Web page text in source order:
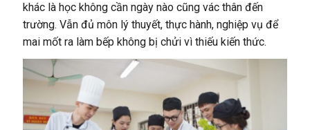
khác là học không cần ngày nào cũng vác thân đến
trường. Vẫn đủ môn lý thuyết, thực hành, nghiệp vụ để
mai mốt ra làm bếp không bị chửi vì thiếu kiến thức.